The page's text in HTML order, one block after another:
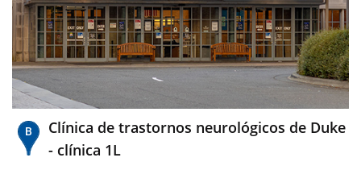
Clínica de trastornos neurológicos de Duke
- clínica 1L